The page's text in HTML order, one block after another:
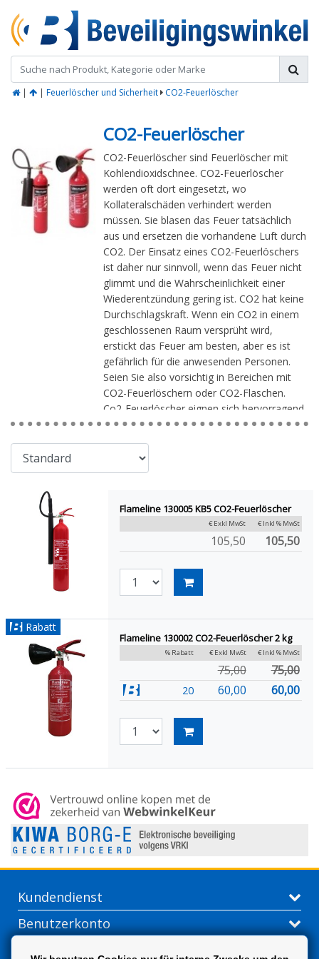
| | Feuerlöscher und Sicherheit CO2-Feuerlöscher
CO2-Feuerlöscher
CO2-Feuerlöscher sind Feuerlöscher mit
Kohlendioxidschnee. CO2-Feuerlöscher
werden oft dort eingesetzt, wo
Kollateralschäden verhindert werden
müssen. Sie blasen das Feuer tatsächlich
aus und ersetzen die vorhandene Luft durch
CO2. Der Einsatz eines CO2-Feuerlöschers
ist daher nur sinnvoll, wenn das Feuer nicht
glimmt und die Wahrscheinlichkeit einer
Wiederentzündung gering ist. CO2 hat keine
Durchschlagskraft. Wenn ein CO2 in einem
geschlossenen Raum versprüht wird,
erstickt das Feuer am besten, aber es ist
gefährlich für die anwesenden Personen.
Seien Sie also vorsichtig in Bereichen mit
CO2-Feuerlöschern oder CO2-Flaschen.
Co2-Feuerlöscher eignen sich hervorragend
für den Einsatz in Computerräumen und
Technikräumen mit vielen Geräten.
Flameline 130005 KB5 CO2-Feuerlöscher
€ Exkl MwSt € Inkl % MwSt
105,50 105,50
Rabatt
Flameline 130002 CO2-Feuerlöscher 2 kg
% Rabatt € Exkl MwSt € Inkl % MwSt
75,00 75,00
20 60,00 60,00
Kundendienst
Benutzerkonto